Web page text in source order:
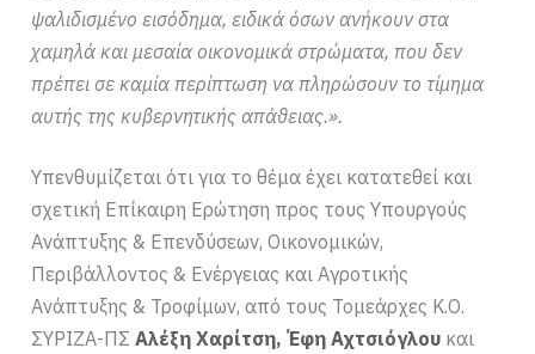
ψαλιδισμένο εισόδημα, ειδικά όσων ανήκουν στα
χαμηλά και μεσαία οικονομικά στρώματα, που δεν
πρέπει σε καμία περίπτωση να πληρώσουν το τίμημα
αυτής της κυβερνητικής απάθειας.».
Υπενθυμίζεται ότι για το θέμα έχει κατατεθεί και
σχετική Επίκαιρη Ερώτηση προς τους Υπουργούς
Ανάπτυξης & Επενδύσεων, Οικονομικών,
Περιβάλλοντος & Ενέργειας και Αγροτικής
Ανάπτυξης & Τροφίμων, από τους Τομεάρχες Κ.Ο.
ΣΥΡΙΖΑ-ΠΣΑλέξη Χαρίτση, Έφη Αχτσιόγλου και